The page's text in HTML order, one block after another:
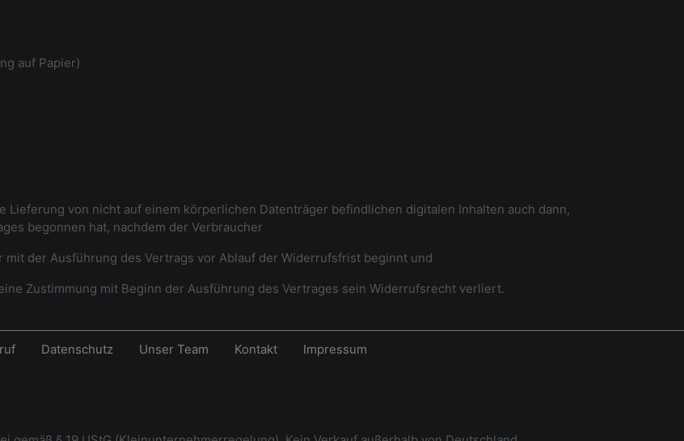
auf Papier)
von nicht auf einem körperlichen Datenträger befindlichen digitalen Inhalten auch dann,
begonnen hat, nachdem der Verbraucher
der Ausführung des Vertrags vor Ablauf der Widerrufsfrist beginnt und
Zustimmung mit Beginn der Ausführung des Vertrages sein Widerrufsrecht verliert.
Datenschutz Unser Team Kontakt Impressum